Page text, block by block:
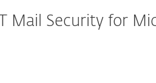
Mail Security for